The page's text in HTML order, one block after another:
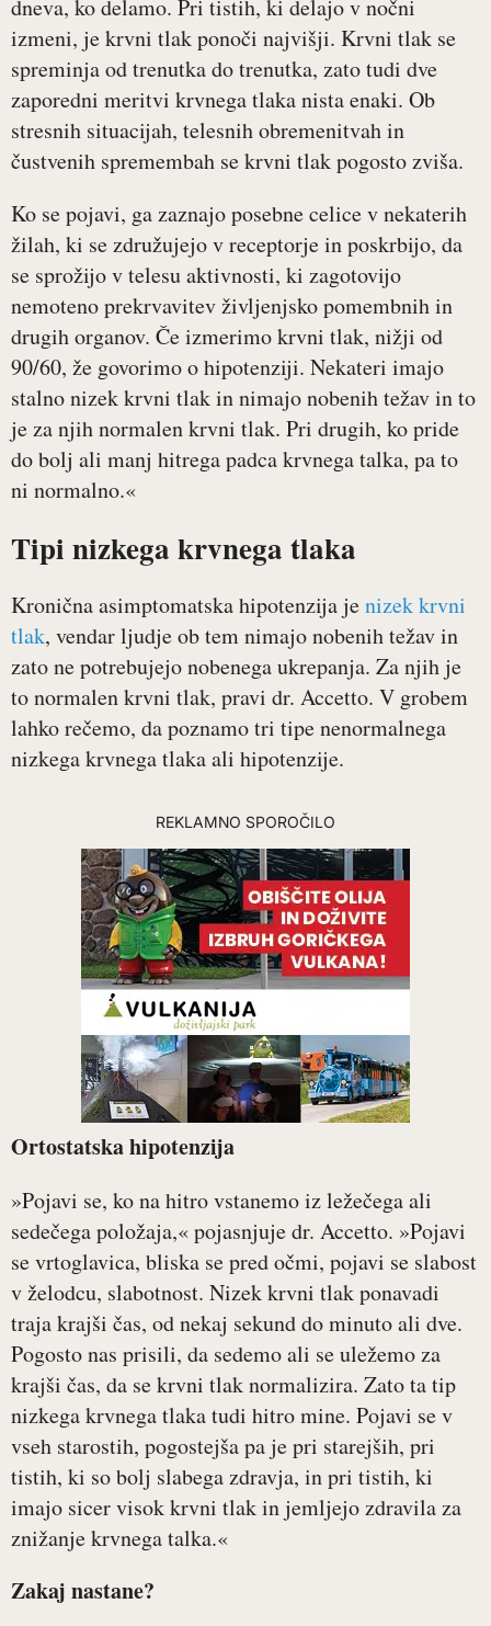
dneva, ko delamo. Pri tistih, ki delajo v nočni
izmeni, je krvni tlak ponoči najvišji. Krvni tlak se
spreminja od trenutka do trenutka, zato tudi dve
zaporedni meritvi krvnega tlaka nista enaki. Ob
stresnih situacijah, telesnih obremenitvah in
čustvenih spremembah se krvni tlak pogosto zviša.
Ko se pojavi, ga zaznajo posebne celice v nekaterih
žilah, ki se združujejo v receptorje in poskrbijo, da
se sprožijo v telesu aktivnosti, ki zagotovijo
nemoteno prekrvavitev življenjsko pomembnih in
drugih organov. Če izmerimo krvni tlak, nižji od
90/60, že govorimo o hipotenziji. Nekateri imajo
stalno nizek krvni tlak in nimajo nobenih težav in to
je za njih normalen krvni tlak. Pri drugih, ko pride
do bolj ali manj hitrega padca krvnega talka, pa to
ni normalno.«
Tipi nizkega krvnega tlaka
Kronična asimptomatska hipotenzija jenizek krvni
tlak, vendar ljudje ob tem nimajo nobenih težav in
zato ne potrebujejo nobenega ukrepanja. Za njih je
to normalen krvni tlak, pravi dr. Accetto. V grobem
lahko rečemo, da poznamo tri tipe nenormalnega
nizkega krvnega tlaka ali hipotenzije.
REKLAMNO SPOROČILO
Ortostatska hipotenzija
»Pojavi se, ko na hitro vstanemo iz ležečega ali
sedečega položaja,« pojasnjuje dr. Accetto. »Pojavi
se vrtoglavica, bliska se pred očmi, pojavi se slabost
v želodcu, slabotnost. Nizek krvni tlak ponavadi
traja krajši čas, od nekaj sekund do minuto ali dve.
Pogosto nas prisili, da sedemo ali se uležemo za
krajši čas, da se krvni tlak normalizira. Zato ta tip
nizkega krvnega tlaka tudi hitro mine. Pojavi se v
vseh starostih, pogostejša pa je pri starejših, pri
tistih, ki so bolj slabega zdravja, in pri tistih, ki
imajo sicer visok krvni tlak in jemljejo zdravila za
znižanje krvnega talka.«
Zakaj nastane?